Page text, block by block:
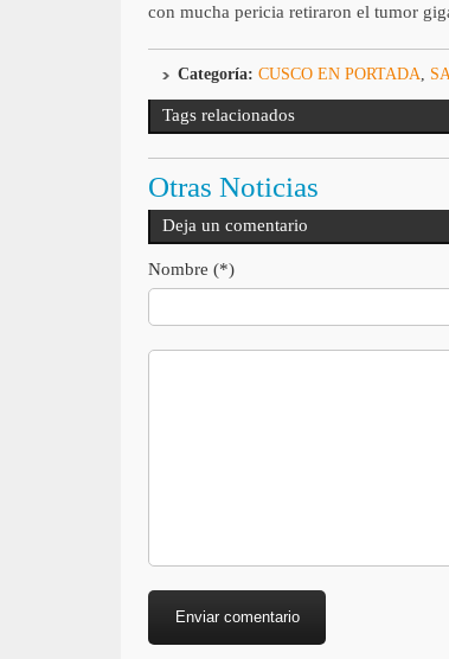
con mucha pericia retiraron el tumor
Categoría: CUSCO EN PORTADA
Tags relacionados
Otras Noticias
Deja un comentario
Nombre (*)